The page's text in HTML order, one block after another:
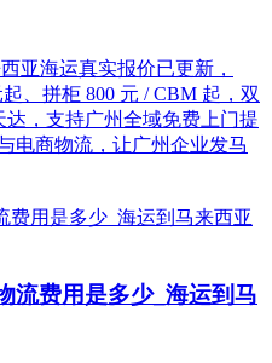
亚海运真实报价已更新，
起、拼柜 800 元 / CBM 起，双
达，支持广州全域免费上门提
电商物流，让广州企业发马
流费用是多少_海运到马